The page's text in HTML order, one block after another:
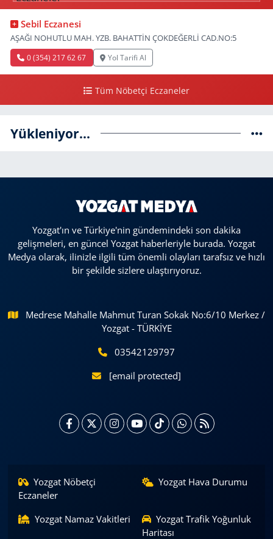
Sebil Eczanesi
AŞAĞI NOHUTLU MAH. YZB. BAHATTİN ÇOKDEĞERLİ CAD.NO:5
0 (354) 217 62 67 Yol Tarifi Al
Tüm Nöbetçi Eczaneler
Yükleniyor...
Yozgat'ın ve Türkiye'nin gündemindeki son dakika
gelişmeleri, en güncel Yozgat haberleriyle burada. Yozgat
Medya olarak, ilinizle ilgili tüm önemli olayları tarafsız ve hızlı
bir şekilde sizlere ulaştırıyoruz.
Medrese Mahalle Mahmut Turan Sokak No:6/10 Merkez /
Yozgat - TÜRKİYE
03542129797
[email protected]
Yozgat Nöbetçi
Eczaneler
Yozgat Hava Durumu
Yozgat Namaz Vakitleri
Yozgat Trafik Yoğunluk
Haritası